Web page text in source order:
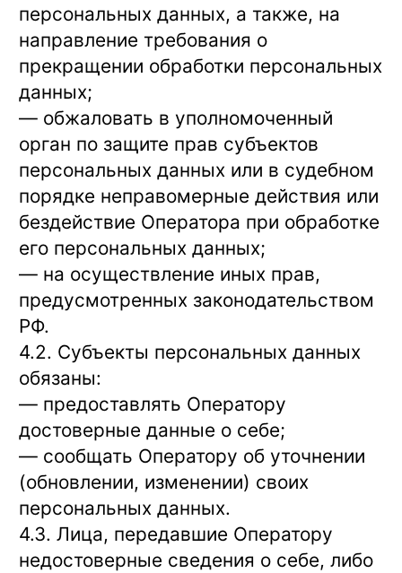
персональных данных, а также, на
направление требования о
прекращении обработки персональных
данных;
— обжаловать в уполномоченный
орган по защите прав субъектов
персональных данных или в судебном
порядке неправомерные действия или
бездействие Оператора при обработке
его персональных данных;
— на осуществление иных прав,
предусмотренных законодательством
РФ.
4.2. Субъекты персональных данных
обязаны:
— предоставлять Оператору
достоверные данные о себе;
— сообщать Оператору об уточнении
(обновлении, изменении) своих
персональных данных.
4.3. Лица, передавшие Оператору
недостоверные сведения о себе, либо